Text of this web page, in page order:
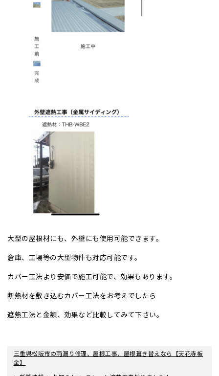
大型の屋根材にも、外壁にも使用可能できます。
倉庫、工場等の大型物件も対応可能です。
カバー工法より安価で施工可能で、効果もあります。
断熱材を敷き込むカバー工法をお考えでしたら
遮熱工法と金額、効果など比較してみて下さい。
三重県松阪市の雨漏り修理、屋根工事、屋根葺き替えなら【天花寺板
金】